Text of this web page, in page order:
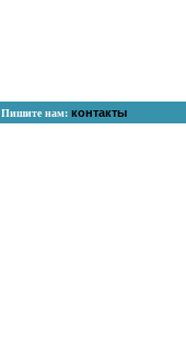
Пишите нам: контакты